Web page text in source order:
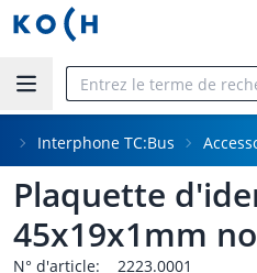
Aller au contenu principal
Interphone TC:Bus
Plaquette
45x19x1mm
N° d'article: 2223.0001